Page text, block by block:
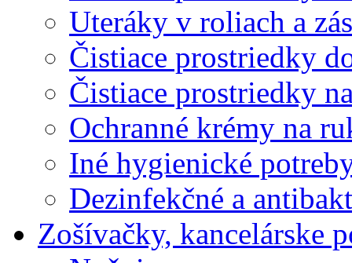
Uteráky v roliach a
Čistiace prostriedky
Čistiace prostriedky
Ochranné krémy na
Iné hygienické
Dezinfekčné a
Zošívačky, kancelárske